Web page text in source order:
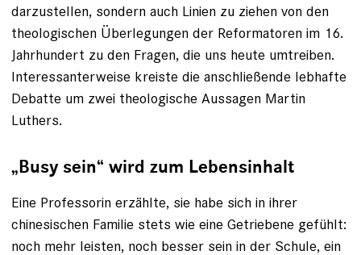
darzustellen, sondern auch Linien zu ziehen von den
theologischen Überlegungen der Reformatoren im 16.
Jahrhundert zu den Fragen, die uns heute umtreiben.
Interessanterweise kreiste die anschließende lebhafte
Debatte um zwei theologische Aussagen Martin
Luthers.
„Busy sein“ wird zum Lebens­inhalt
Eine Professorin erzählte, sie habe sich in ihrer
chinesischen Familie stets wie eine Getriebene gefühlt:
noch mehr leisten, noch besser sein in der Schule, ein